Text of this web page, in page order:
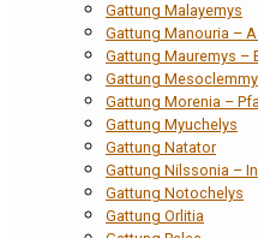
Gattung Malayemys
Gattung Manouria –
Gattung Mauremys –
Gattung
Gattung Morenia –
Gattung Myuchelys
Gattung Natator
Gattung Nilssonia –
Gattung Notochelys
Gattung Orlitia